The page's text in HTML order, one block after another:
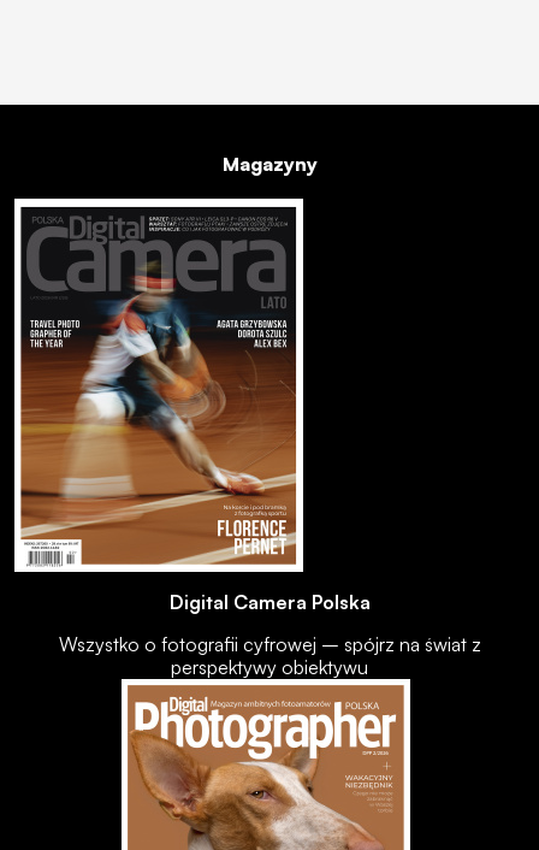
Magazyny
Digital Camera Polska
Wszystko o fotografii cyfrowej – spójrz na świat z
perspektywy obiektywu